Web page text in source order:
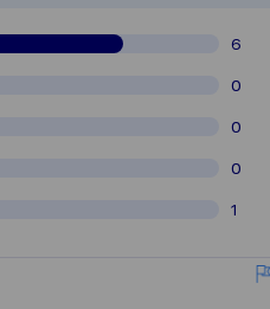
6
0
0
0
1